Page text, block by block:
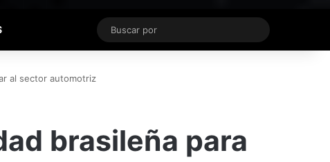
Buscar
por
al sector automotriz
brasileña para